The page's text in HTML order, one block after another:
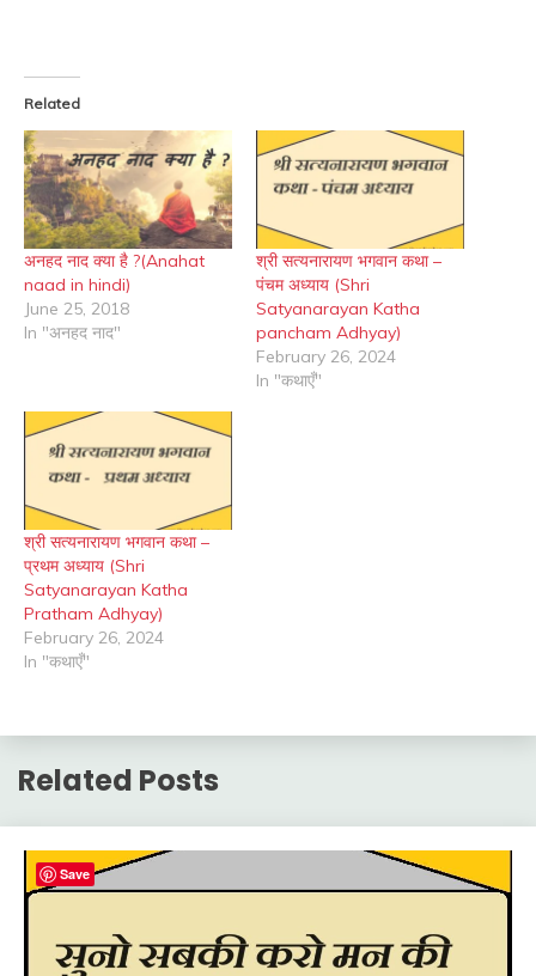
Related
अनहद नाद क्या है ?(Anahat
naad in hindi)
June 25, 2018
In "अनहद नाद"
श्री सत्यनारायण भगवान कथा –
पंचम अध्याय (Shri
Satyanarayan Katha
pancham Adhyay)
February 26, 2024
In "कथाएँ"
श्री सत्यनारायण भगवान कथा –
प्रथम अध्याय (Shri
Satyanarayan Katha
Pratham Adhyay)
February 26, 2024
In "कथाएँ"
Related Posts
Save